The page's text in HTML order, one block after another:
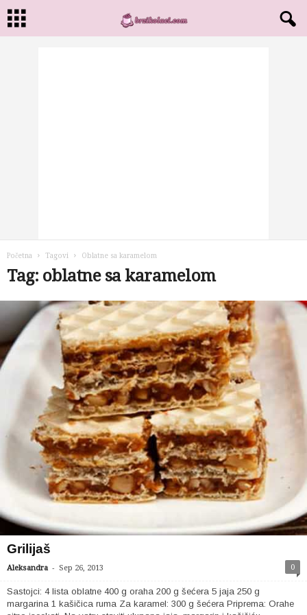
Početna Tagovi Oblatne sa karamelom
Tag: oblatne sa karamelom
Grilijaš
Aleksandra - Sep 26, 2013 0
Sastojci: 4 lista oblatne 400 g oraha 200 g šećera 5 jaja 250 g
margarina 1 kašičica ruma Za karamel: 300 g šećera Priprema: Orahe